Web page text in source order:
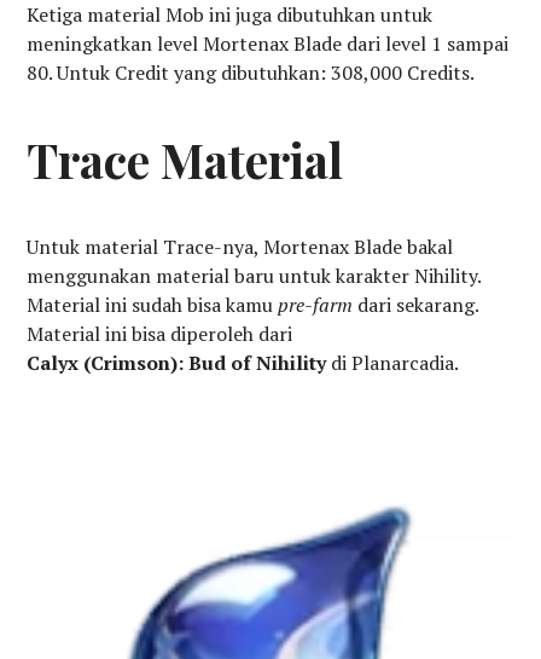
Ketiga material Mob ini juga dibutuhkan untuk
meningkatkan level Mortenax Blade dari level 1 sampai
80. Untuk Credit yang dibutuhkan: 308,000 Credits.
Trace Material
Untuk material Trace-nya, Mortenax Blade bakal
menggunakan material baru untuk karakter Nihility.
Material ini sudah bisa kamupre-farm dari sekarang.
Material ini bisa diperoleh dari
Calyx (Crimson): Bud of Nihilitydi Planarcadia.